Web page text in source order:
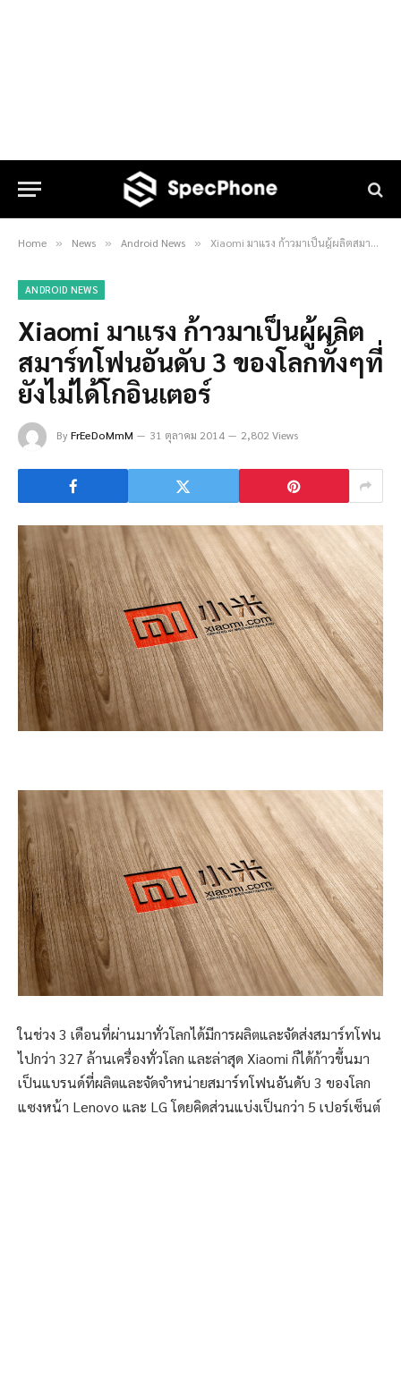
Home » News » Android News » Xiaomi มาแรง ก้าวมาเป็นผู้ผลิตสมาร์ทโฟนอันดับ 3 ของโลกทั้งๆที่ยังไม่ได้โกอินเตอร์
ANDROID NEWS
Xiaomi มาแรง ก้าวมาเป็นผู้ผลิต
สมาร์ทโฟนอันดับ 3 ของโลกทั้งๆที่
ยังไม่ได้โกอินเตอร์
ByFrEeDoMmM 31 ตุลาคม 2014 2,802 Views
ในช่วง 3 เดือนที่ผ่านมาทั่วโลกได้มีการผลิตและจัดส่งสมาร์ทโฟน
ไปกว่า 327 ล้านเครื่องทั่วโลก และล่าสุด Xiaomi ก็ได้ก้าวขึ้นมา
เป็นแบรนด์ที่ผลิตและจัดจำหน่ายสมาร์ทโฟนอันดับ 3 ของโลก
แซงหน้า Lenovo และ LG โดยคิดส่วนแบ่งเป็นกว่า 5 เปอร์เซ็นต์